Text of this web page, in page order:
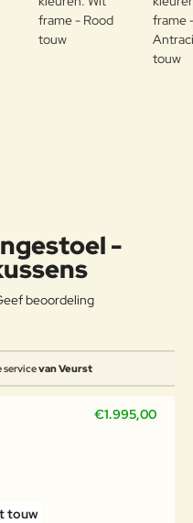
-
servicevan Veurst
beoordeling
€1.995,00